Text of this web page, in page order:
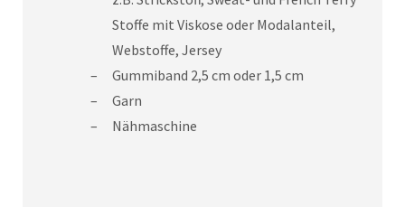
Stoffe mit Viskose oder Modalanteil,
Webstoffe, Jersey
Gummiband 2,5 cm oder 1,5 cm
Garn
Nähmaschine